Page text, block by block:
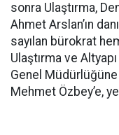
sonra Ulaştırma,
Ahmet Arslan’ın
sayılan bürokrat
Ulaştırma ve
Genel Müdürlüğüne
Mehmet Özbey’e,